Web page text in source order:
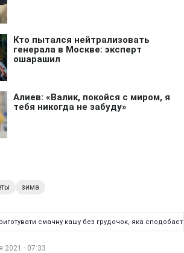
зима
смачну кашу без грудочок, яка
2021 · 07:33